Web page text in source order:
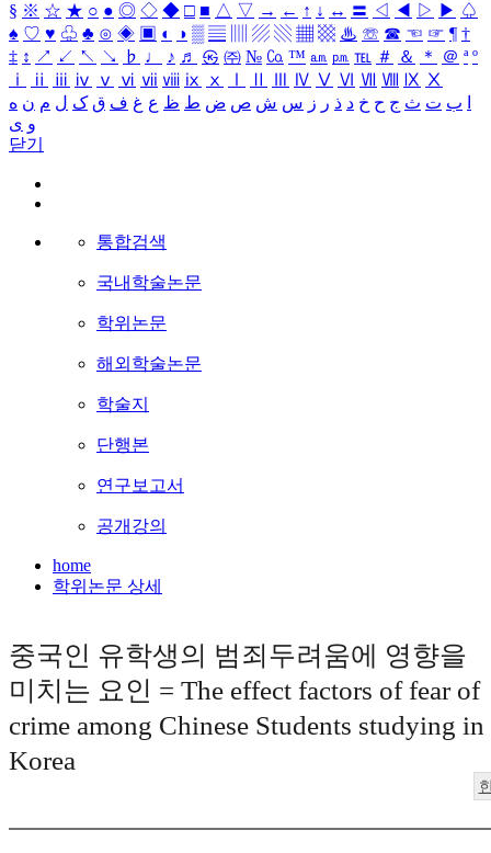
§ ※ ☆ ★ ○ ● ◎ ◇ ◆ □ ■ △ ▽ → ← ↑ ↓ ↔ 〓 ◁ ◀ ▷ ▶ ♤
♠ ♡ ♥ ♧ ♣ ⊙ ◈ ▣ ◐ ◑ ▒ ▤ ▨ ▧ ▦ ▩ ♨ ☏ ☎ ☜ ☞ ¶ †
‡ ↕ ↗ ↙ ↖ ↘ ♭ ♩ ♪ ♬ ㉿ ㈜ № ㏇ ™ ㏂ ㏘ ℡ ＃ ＆ ＊ ＠ ª º
ⅰ
ⅱ ⅲ ⅳ ⅴ ⅵ ⅶ ⅷ ⅸ ⅹ Ⅳ Ⅴ Ⅵ Ⅶ Ⅷ Ⅸ Ⅹ
ب ت ث ج ح خ د ذ ر ز س ش ص ض ط ظ ع غ ف ق ک ل م ن ه
و ی
닫기
통합검색
국내학술논문
학위논문
해외학술논문
학술지
단행본
연구보고서
공개강의
home
학위논문 상세
중국인 유학생의 범죄두려움에 영향을
미치는 요인 = The effect factors of fear of
crime among Chinese Students studying in
Korea